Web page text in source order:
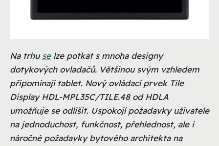
Na trhuselze potkat s mnoha designy
dotykových ovladačů. Většinou svým vzhledem
připomínají tablet. Nový ovládací prvek Tile
Display HDL-MPL35C/TILE.48 od HDLA
umožňuje se odlišit. Uspokojí požadavky uživatele
na jednoduchost, funkčnost, přehlednost, ale i
náročné požadavky bytového architekta na